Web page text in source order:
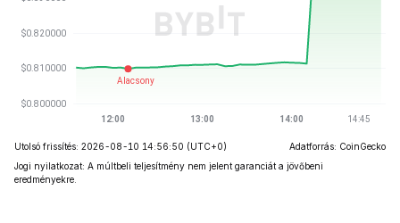
Utolsó frissítés: 2026-08-10 14:56:50 (UTC+0)
Adatforrás: CoinGecko
Jogi nyilatkozat: A múltbeli teljesítmény nem jelent garanciát a jövőbeni
eredményekre.